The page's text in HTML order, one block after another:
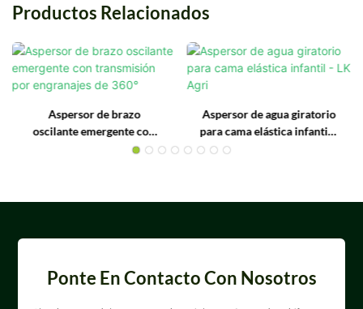
Productos Relacionados
Aspersor de brazo
oscilante emergente con
transmisión por engranajes
Aspersor de agua giratorio
para cama elástica infantil -
Ponte En Contacto Con Nosotros